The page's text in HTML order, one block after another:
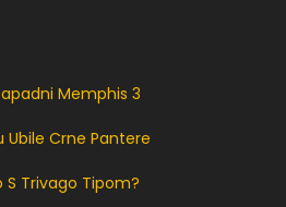
Memphis 3
Ubile Crne Pantere
S Trivago Tipom?